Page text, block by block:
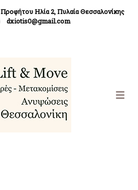
Προφήτου Ηλία 2, Πυλαία Θεσσαλονίκης
dxiotis0@gmail.com